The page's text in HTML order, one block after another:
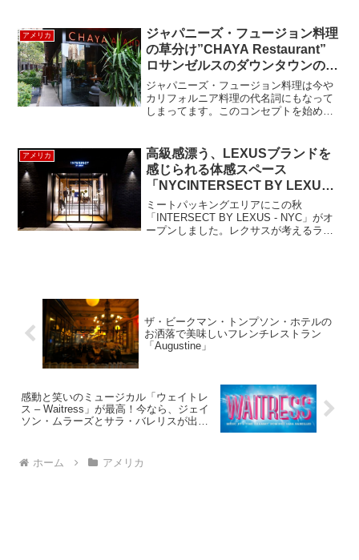
アメリカ
ジャパニーズ・フュージョン料理
の草分け”CHAYA Restaurant”
ロサンゼルスのダウンタウンのお
勧めレストラン
ジャパニーズ・フュージョン料理は今や
カリフォルニア料理の代名詞にもなって
しまってます。このコンセプトを始めた
オープン以来、アンジェリーに愛され続
け、今は日本の素...
アメリカ
高級感漂う、LEXUSブランドを
感じられる体感スペース
「NYCINTERSECT BY LEXUS –
NYC」
ミートパッキングエリアにこの秋
「INTERSECT BY LEXUS - NYC」がオ
ープンしました。レクサスが考えるライ
ザ・ビークマン・トンプソン・ホテルの
お洒落で美味しいフレンチレストラン
「Augustine」
感動と笑いのミュージカル「ウェイトレ
ス – Waitress」が最高！今なら、ジェイ
ソン・ムラーズとサラ・バレリスが出演
ホーム アメリカ